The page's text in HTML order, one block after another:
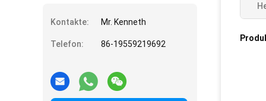
Kontakte: Mr. Kenneth
Telefon: 86-19559219692